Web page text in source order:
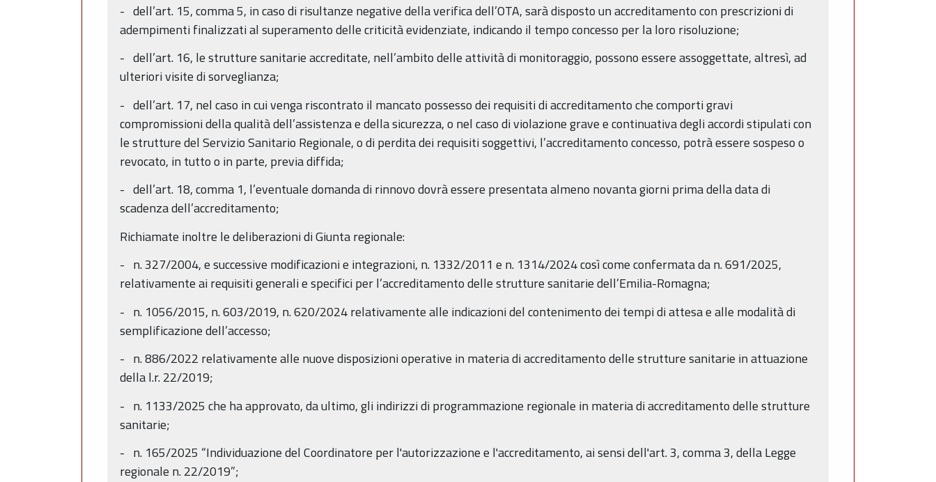
- dell’art. 15, comma 5, in caso di risultanze negative della verifica dell’OTA, sarà disposto un accreditamento con prescrizioni di
adempimenti finalizzati al superamento delle criticità evidenziate, indicando il tempo concesso per la loro risoluzione;
- dell’art. 16, le strutture sanitarie accreditate, nell’ambito delle attività di monitoraggio, possono essere assoggettate, altresì, ad
ulteriori visite di sorveglianza;
- dell’art. 17, nel caso in cui venga riscontrato il mancato possesso dei requisiti di accreditamento che comporti gravi
compromissioni della qualità dell’assistenza e della sicurezza, o nel caso di violazione grave e continuativa degli accordi stipulati con
le strutture del Servizio Sanitario Regionale, o di perdita dei requisiti soggettivi, l’accreditamento concesso, potrà essere sospeso o
revocato, in tutto o in parte, previa diffida;
- dell’art. 18, comma 1, l’eventuale domanda di rinnovo dovrà essere presentata almeno novanta giorni prima della data di
scadenza dell’accreditamento;
Richiamate inoltre le deliberazioni di Giunta regionale:
- n. 327/2004, e successive modificazioni e integrazioni, n. 1332/2011 e n. 1314/2024 così come confermata da n. 691/2025,
relativamente ai requisiti generali e specifici per l’accreditamento delle strutture sanitarie dell’Emilia-Romagna;
- n. 1056/2015, n. 603/2019, n. 620/2024 relativamente alle indicazioni del contenimento dei tempi di attesa e alle modalità di
semplificazione dell’accesso;
- n. 886/2022 relativamente alle nuove disposizioni operative in materia di accreditamento delle strutture sanitarie in attuazione
della l.r. 22/2019;
- n. 1133/2025 che ha approvato, da ultimo, gli indirizzi di programmazione regionale in materia di accreditamento delle strutture
sanitarie;
- n. 165/2025 “Individuazione del Coordinatore per l'autorizzazione e l'accreditamento, ai sensi dell'art. 3, comma 3, della Legge
regionale n. 22/2019”;